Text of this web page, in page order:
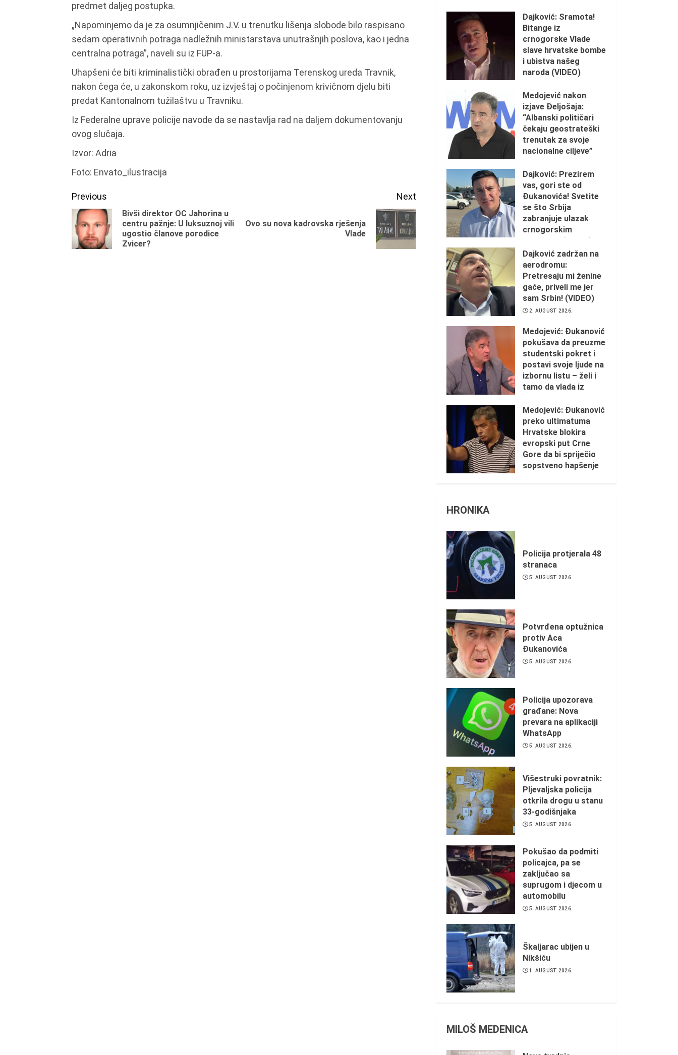
predmet daljeg postupka.
„Napominjemo da je za osumnjičenim J.V. u trenutku lišenja slobode bilo raspisano
sedam operativnih potraga nadležnih ministarstava unutrašnjih poslova, kao i jedna
centralna potraga”, naveli su iz FUP-a.
Uhapšeni će biti kriminalistički obrađen u prostorijama Terenskog ureda Travnik,
nakon čega će, u zakonskom roku, uz izvještaj o počinjenom krivičnom djelu biti
predat Kantonalnom tužilaštvu u Travniku.
Iz Federalne uprave policije navode da se nastavlja rad na daljem dokumentovanju
ovog slučaja.
Izvor: Adria
Foto: Envato_ilustracija
Continue
Reading
Previous
Previous
Bivši direktor OC Jahorina u
centru pažnje: U luksuznoj vili
ugostio članove porodice
Zvicer?
Next
Next
Ovo su nova kadrovska rješenja
Vlade
Dajković: Sramota!
Bitange iz
crnogorske Vlade
slave hrvatske bombe
i ubistva našeg
naroda (VIDEO)
Medojević nakon
izjave Đeljošaja:
“Albanski političari
čekaju geostrateški
trenutak za svoje
nacionalne ciljeve”
Dajković: Prezirem
vas, gori ste od
Đukanovića! Svetite
se što Srbija
zabranjuje ulazak
crnogorskim
ustašama (VIDEO)
2. AUGUST 2026.
Dajković zadržan na
aerodromu:
Pretresaju mi ženine
gaće, priveli me jer
sam Srbin! (VIDEO)
2. AUGUST 2026.
Medojević: Đukanović
pokušava da preuzme
studentski pokret i
postavi svoje ljude na
izbornu listu – želi i
tamo da vlada iz
1. AUGUST 2026.
Medojević: Đukanović
preko ultimatuma
Hrvatske blokira
evropski put Crne
Gore da bi spriječio
sopstveno hapšenje
HRONIKA
Policija protjerala 48
stranaca
5. AUGUST 2026.
Potvrđena optužnica
protiv Aca
Đukanovića
5. AUGUST 2026.
Policija upozorava
građane: Nova
prevara na aplikaciji
WhatsApp
5. AUGUST 2026.
Višestruki povratnik:
Pljevaljska policija
otkrila drogu u stanu
33-godišnjaka
5. AUGUST 2026.
Pokušao da podmiti
policajca, pa se
zaključao sa
suprugom i djecom u
automobilu
5. AUGUST 2026.
Škaljarac ubijen u
Nikšiću
1. AUGUST 2026.
MILOŠ MEDENICA